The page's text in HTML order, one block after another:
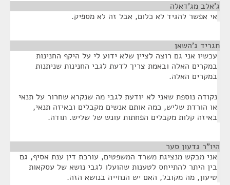
ג'אלב מג'דאלה
אי אפשר להגיד לא כלום, אבל זה לא מספיק.
תגריד ג'השאן
עכשיו אני גם רוצה לציין שלא ידוע לי על היקף החנינות
במקרים האלה ובאמת צריך לדעת לגבי החנינות שניתנות
במקרים האלה.
נקודה נוספת שאני לא יודעת לגבי מה שנקרא שחרור על תנאי
או הורדת שליש, כמה אותם אנשים מקבלים ובאיזה תנאי,
באיזה קלות מקבלים הפחתות עונש של שליש. תודה.
היו"ר גדעון סער
אני מבקש מנציגת משרד המשפטים, עורכת דין ענת אסיף, גם
בין היתר להתייחס לטענות שהועלו לגבי נושא של עסקאות
טיעון, מה מקובל, האם יש הנחייה בנושא הזה.